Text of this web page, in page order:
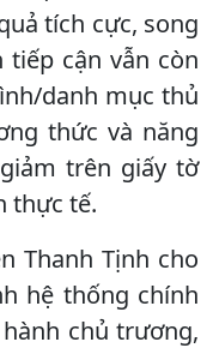
tích cực, song
cận vẫn còn
danh mục thủ
thức và năng
trên giấy tờ
thực tế.
Thanh Tịnh cho
hệ thống chính
chủ trương,